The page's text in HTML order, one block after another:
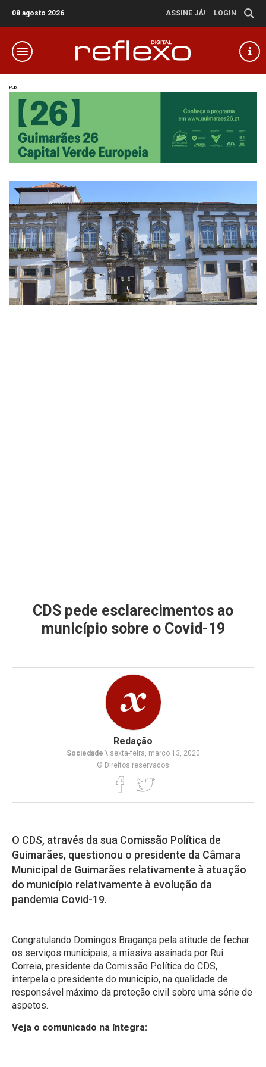
08 agosto 2026 ASSINE JÁ! LOGIN
Pub
CDS pede esclarecimentos ao
município sobre o Covid-19
Redação
Sociedade \sexta-feira, março 13, 2020
© Direitos reservados
O CDS, através da sua Comissão Política de
Guimarães, questionou o presidente da Câmara
Municipal de Guimarães relativamente à atuação
do município relativamente à evolução da
pandemia Covid-19.
Congratulando Domingos Bragança pela atitude de fechar
os serviços municipais, a missiva assinada por Rui
Correia, presidente da Comissão Política do CDS,
interpela o presidente do município, na qualidade de
responsável máximo da proteção civil sobre uma série de
aspetos.
Veja o comunicado na íntegra: